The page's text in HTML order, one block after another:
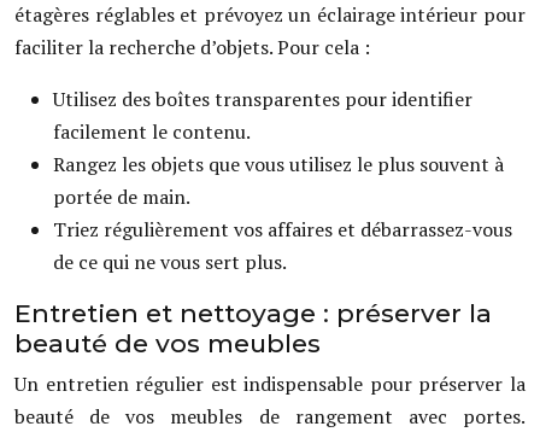
étagères réglables et prévoyez un éclairage intérieur pour
faciliter la recherche d’objets. Pour cela :
Utilisez des boîtes transparentes pour identifier
facilement le contenu.
Rangez les objets que vous utilisez le plus souvent à
portée de main.
Triez régulièrement vos affaires et débarrassez-vous
de ce qui ne vous sert plus.
Entretien et nettoyage : préserver la
beauté de vos meubles
Un entretien régulier est indispensable pour préserver la
beauté de vos meubles de rangement avec portes.